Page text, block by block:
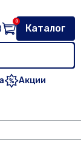
Акции
Каталог
0